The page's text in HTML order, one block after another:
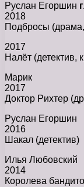
Руслан Егоршин
2018
Подбросы
2017
Налёт (детектив,
Марик
2017
Доктор Рихтер
Руслан Егоршин
2016
Шакал (детектив)
Илья Любовский
2014
Королева